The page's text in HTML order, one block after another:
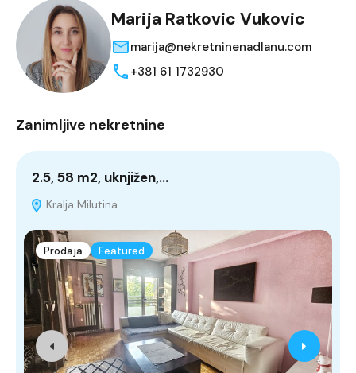
Marija Ratkovic Vukovic
marija@nekretninenadlanu.com
+381 61 1732930
Zanimljive nekretnine
2.5, 58 m2, uknjižen,…
Kralja Milutina
Prodaja Featured